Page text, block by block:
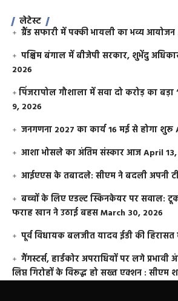
लेटेस्ट
ग्रैंड सफारी में पक्की भायली का भव्य आयोजन
पश्चिम बंगाल में बीजेपी सरकार, शुभेंदु
2026
​पिंजरापोल गौशाला में सवा दो करोड़ का बड़ा
9, 2026
जनगणना 2027 का कार्य 16 मई से होगा शुरू
आशा भोसले का अंतिम संस्कार आजApril
आईएएस के तबादले: सीएम ने बदली अपनी
बच्चों के लिए एडल्ट स्किनकेयर पर सवाल:
फराह खान ने उठाई बहसMarch 30, 2026
पूर्व विधायक बलजीत यादव ईडी की हिरासत
गैंगस्टर्स, हार्डकोर अपराधियों पर लगे
लिप्त गिरोहों के विरूद्ध हो सख्त एक्शन : सीएम